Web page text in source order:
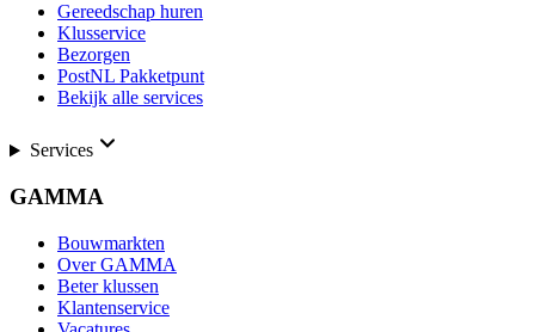
Gereedschap huren
Klusservice
Bezorgen
PostNL Pakketpunt
Bekijk alle services
Services
GAMMA
Bouwmarkten
Over GAMMA
Beter klussen
Klantenservice